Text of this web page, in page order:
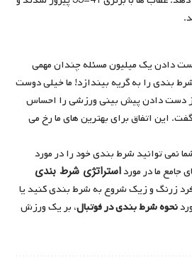
دست دادن یک میلیون مسئله چندان مهمی
بندی را به گریه بیندازد! ما خیلی دوست
دست دادن پیش بینی ورزشی را احساس
این اتفاق برای بهترین های ما رخ می
نمی توانید شرط بندی خود را در مورد
جامع ما در مورداستراتژی شرط بندی
زرنگ و زیک شروع به شرط بندی کنید یا
نحوه شرط بندی در فوتبال، بر یک ورزش